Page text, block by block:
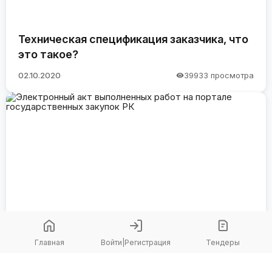
Главная Войти Регистрация Тендеры
Техническая спецификация заказчика, что
это такое?
02.10.2020 39933 просмотра
Электронный акт выполненных работ на
портале государственных закупок РК